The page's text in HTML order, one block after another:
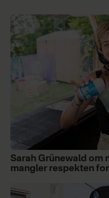
Sarah Grünewald om
mangler respekten